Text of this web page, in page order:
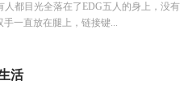
人都目光全落在了EDG五人的身上，没有
手一直放在腿上，链接键...
活